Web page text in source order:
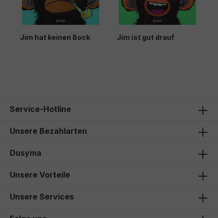
Jim hat keinen Bock Jim ist gut drauf
Service-Hotline
Unsere Bezahlarten
Dusyma
Unsere Vorteile
Unsere Services